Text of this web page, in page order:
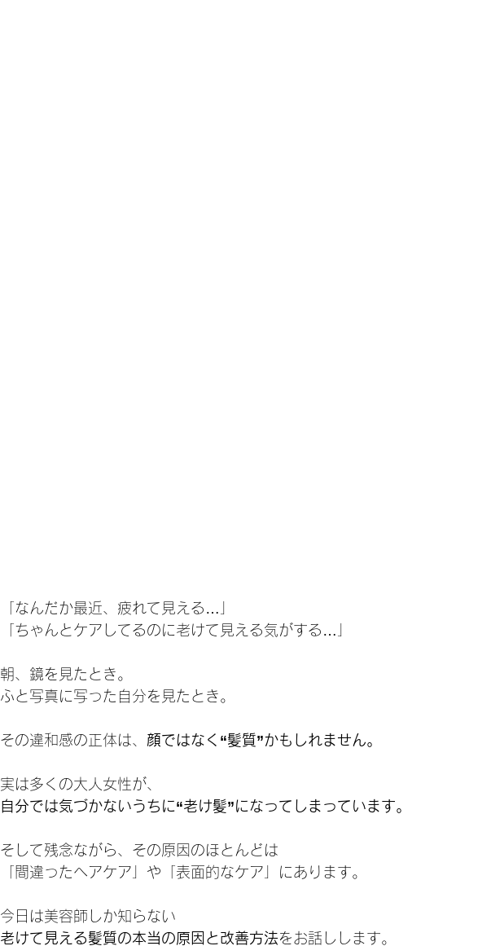
「なんだか最近、疲れて見える…」
「ちゃんとケアしてるのに老けて見える気がする…」
朝、鏡を見たとき。
ふと写真に写った自分を見たとき。
その違和感の正体は、 顔ではなく“髪質”かもしれません。
実は多くの大人女性が、
自分では気づかないうちに“老け髪”になってしまっています。
そして残念ながら、その原因のほとんどは
「間違ったヘアケア」や「表面的なケア」にあります。
今日は美容師しか知らない
老けて見える髪質の本当の原因と改善方法をお話しします。